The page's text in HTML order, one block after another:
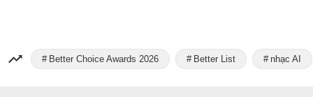
Better Choice Awards 2026 Better List nhạc AI